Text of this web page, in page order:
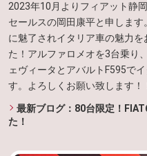
2023年10月よりフィアット静
セールスの岡田康平と申しま
に魅了されイタリア車の魅力
た！アルファロメオを3台乗り
ェヴィータとアバルトF595で
す。よろしくお願い致します！
最新ブログ：80台限定！
た！